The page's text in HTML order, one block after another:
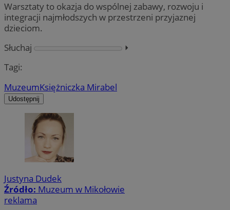
Warsztaty to okazja do wspólnej zabawy, rozwoju i
integracji najmłodszych w przestrzeni przyjaznej
dzieciom.
Słuchaj
⏵︎
Tagi:
MuzeumKsiężniczka Mirabel
Udostępnij
Justyna Dudek
Źródło: Muzeum w Mikołowie
reklama